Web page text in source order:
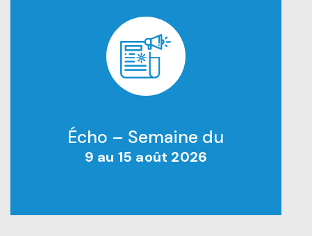
Écho – Semaine du
9 au 15 août 2026